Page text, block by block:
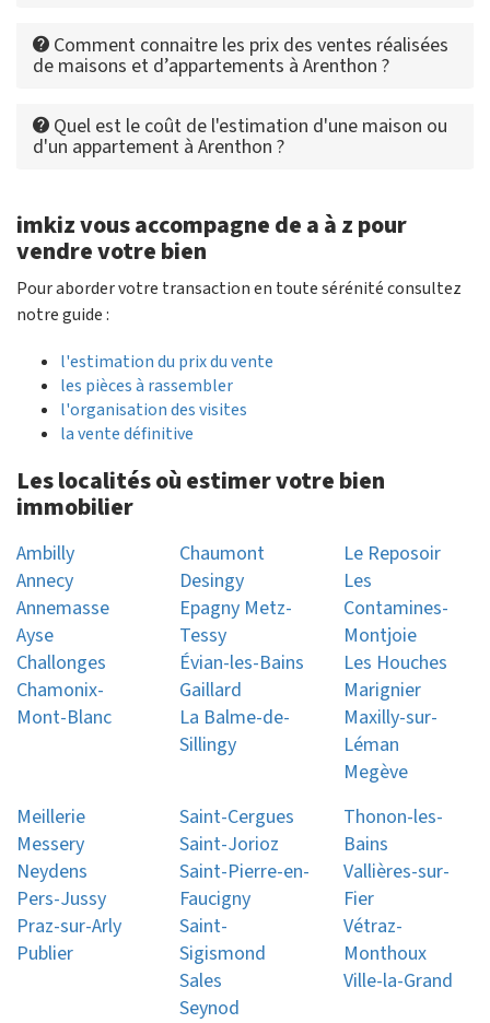
Comment connaitre les prix des ventes réalisées
de maisons et d’appartements à Arenthon ?
Quel est le coût de l'estimation d'une maison ou
d'un appartement à Arenthon ?
imkiz vous accompagne de a à z pour
vendre votre bien
Pour aborder votre transaction en toute sérénité consultez
notre guide :
l'estimation du prix du vente
les pièces à rassembler
l'organisation des visites
la vente définitive
Les localités où estimer votre bien
immobilier
Ambilly
Annecy
Annemasse
Ayse
Challonges
Chamonix-
Mont-Blanc
Chaumont
Desingy
Epagny Metz-
Tessy
Évian-les-Bains
Gaillard
La Balme-de-
Sillingy
Le Reposoir
Les
Contamines-
Montjoie
Les Houches
Marignier
Maxilly-sur-
Léman
Megève
Meillerie
Messery
Neydens
Pers-Jussy
Praz-sur-Arly
Publier
Saint-Cergues
Saint-Jorioz
Saint-Pierre-en-
Faucigny
Saint-
Sigismond
Sales
Seynod
Thonon-les-
Bains
Vallières-sur-
Fier
Vétraz-
Monthoux
Ville-la-Grand